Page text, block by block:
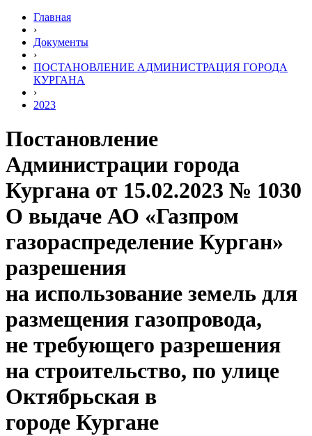
Главная
›
Документы
›
ПОСТАНОВЛЕНИЕ АДМИНИСТРАЦИЯ ГОРОДА
КУРГАНА
›
2023
Постановление
Администрации города
Кургана от 15.02.2023 № 1030
О выдаче АО «Газпром
газораспределение Курган»
разрешения
на использование земель для
размещения газопровода,
не требующего разрешения
на строительство, по улице
Октябрьская в
городе Кургане